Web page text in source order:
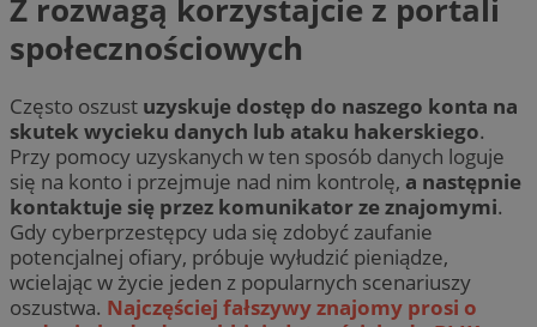
Z rozwagą korzystajcie z portali
społecznościowych
Często oszust uzyskuje dostęp do naszego konta na
skutek wycieku danych lub ataku hakerskiego.
Przy pomocy uzyskanych w ten sposób danych loguje
się na konto i przejmuje nad nim kontrolę, a następnie
kontaktuje się przez komunikator ze znajomymi.
Gdy cyberprzestępcy uda się zdobyć zaufanie
potencjalnej ofiary, próbuje wyłudzić pieniądze,
wcielając w życie jeden z popularnych scenariuszy
oszustwa. Najczęściej fałszywy znajomy prosi o